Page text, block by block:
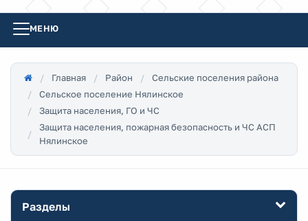
МЕНЮ
Главная Район
Сельские поселения района
Сельское поселение Нялинское
Защита населения, ГО и ЧС
Защита населения, пожарная безопасность и ЧС АСП
Нялинское
Разделы